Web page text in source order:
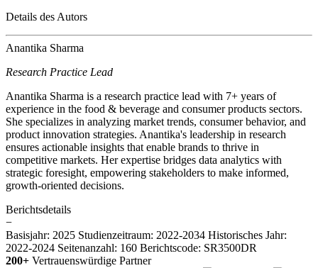
Details des Autors
Anantika Sharma
Research Practice Lead
Anantika Sharma is a research practice lead with 7+ years of
experience in the food & beverage and consumer products sectors.
She specializes in analyzing market trends, consumer behavior, and
product innovation strategies. Anantika's leadership in research
ensures actionable insights that enable brands to thrive in
competitive markets. Her expertise bridges data analytics with
strategic foresight, empowering stakeholders to make informed,
growth-oriented decisions.
Berichtsdetails
−
Basisjahr: 2025 Studienzeitraum: 2022-2034 Historisches Jahr:
2022-2024 Seitenanzahl: 160 Berichtscode: SR3500DR
200+ Vertrauenswürdige Partner